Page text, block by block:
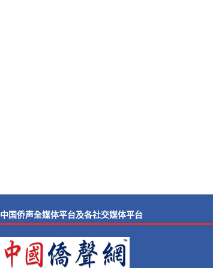
中国侨声全媒体平台及各社交媒体平台